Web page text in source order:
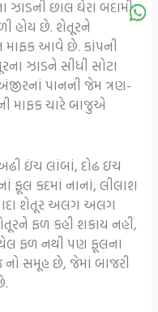
ઝાડની છાલ ઘેરા બદામી
હોય છે. શેતૂરને
માફક આવે છે. કાંપની
ઝાડને સીધી સોટા
પાનની જેમ ત્રણ-
માફક ચારે બાજુએ
ઇંચ લાંબાં, દોઢ ઇચ
ફૂલ કદમાં નાનાં, લીલાશ
શેતૂર અલગ અલગ
ફળ કહી શકાય નહીં,
ફળ નથી પણ ફૂલના
નો સમૂહ છે, જેમાં બાજરી